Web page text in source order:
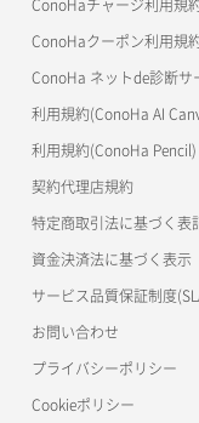
ラージオブジェクトアッ
一時的Web公開
Terraform
s3cmd
公開API(ConoHa VPS Ver.2.0)
ConoHaチャージ利用規
ConoHaクーポン利用規
ConoHa ネットde診断サ
利用規約(ConoHa AI
利用規約(ConoHa Pencil)
契約代理店規約
特定商取引法に基づく表
資金決済法に基づく表示
サービス品質保証制度
お問い合わせ
プライバシーポリシー
Cookieポリシー